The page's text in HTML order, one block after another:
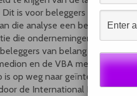
is voor beleggers cruciale
die analyse een
die ondernemingen op grond
van belang is om
en de VBA merken
op weg naar geïntegreerde
de International Integrated